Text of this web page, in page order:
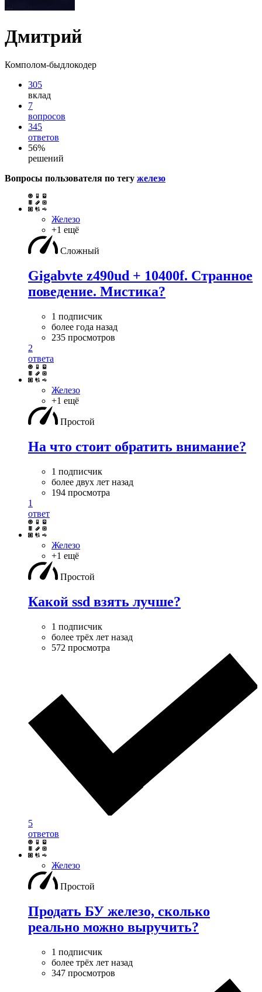
Дмитрий
Комполом-быдлокодер
305
вклад
7
вопросов
345
ответов
56%
решений
Вопросы пользователя по тегу железо
Железо
+1 ещё
Сложный
Gigabvte z490ud + 10400f. Странное
поведение. Мистика?
1 подписчик
более года назад
235 просмотров
2
ответа
Железо
+1 ещё
Простой
На что стоит обратить внимание?
1 подписчик
более двух лет назад
194 просмотра
1
ответ
Железо
+1 ещё
Простой
Какой ssd взять лучше?
1 подписчик
более трёх лет назад
572 просмотра
5
ответов
Железо
Простой
Продать БУ железо, сколько
реально можно выручить?
1 подписчик
более трёх лет назад
347 просмотров